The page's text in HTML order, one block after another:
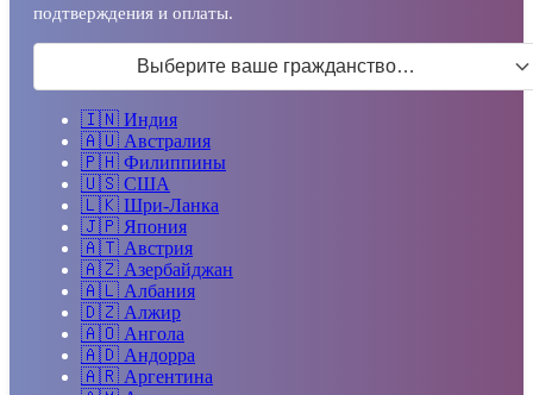
подтверждения и оплаты.
Выберите ваше гражданство…
🇮🇳 Индия
🇦🇺 Австралия
🇵🇭 Филиппины
🇺🇸 США
🇱🇰 Шри-Ланка
🇯🇵 Япония
🇦🇹 Австрия
🇦🇿 Азербайджан
🇦🇱 Албания
🇩🇿 Алжир
🇦🇴 Ангола
🇦🇩 Андорра
🇦🇷 Аргентина